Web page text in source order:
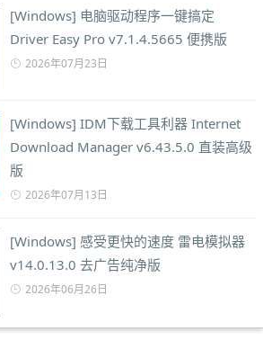
[Windows] 电脑驱动程序一键搞定
Driver Easy Pro v7.1.4.5665 便携版
2026年07月23日
[Windows] IDM下载工具利器 Internet
Download Manager v6.43.5.0 直装高级
版
2026年07月13日
[Windows] 感受更快的速度 雷电模拟器
v14.0.13.0 去广告纯净版
2026年06月26日